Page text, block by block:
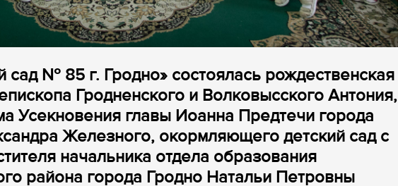
сад № 85 г. Гродно» состоялась рождественская
Гродненского и Волковысского Антония,
Усекновения главы Иоанна Предтечи города
Железного, окормляющего детский сад с
начальника отдела образования
района города Гродно Натальи Петровны